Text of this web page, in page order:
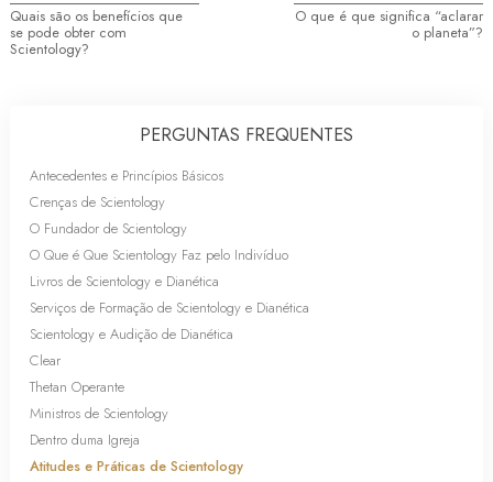
Quais são os benefícios que
se pode obter com
Scientology?
O que é que significa “aclarar
o planeta”?
PERGUNTAS FREQUENTES
Antecedentes e Princípios Básicos
Crenças de Scientology
O Fundador de Scientology
O Que é Que Scientology Faz pelo Indivíduo
Livros de Scientology e Dianética
Serviços de Formação de Scientology e Dianética
Scientology e Audição de Dianética
Clear
Thetan Operante
Ministros de Scientology
Dentro duma Igreja
Atitudes e Práticas de Scientology